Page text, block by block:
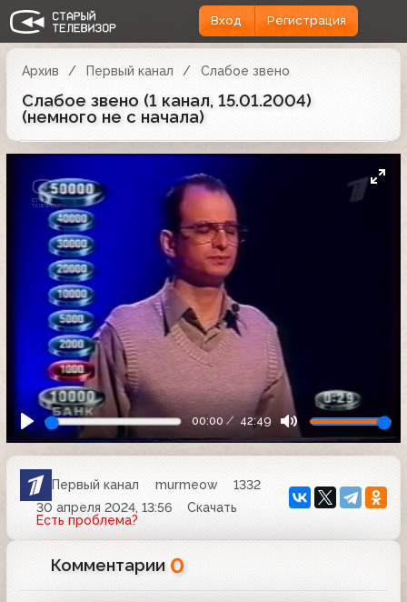
Вход Регистрация
Архив Первый канал Слабое звено
Слабое звено (1 канал, 15.01.2004)
(немного не с начала)
00:00 42:49
Первый канал murmeow
1332
30 апреля 2024, 13:56
Скачать
Есть проблема?
Комментарии 0